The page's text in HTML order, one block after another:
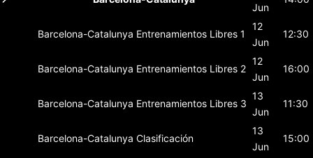
Jun
Barcelona-Catalunya Entrenamientos Libres 1
12
Jun
12:30
Barcelona-Catalunya Entrenamientos Libres 2
12
Jun
16:00
Barcelona-Catalunya Entrenamientos Libres 3
13
Jun
11:30
Barcelona-Catalunya Clasificación
13
Jun
15:00